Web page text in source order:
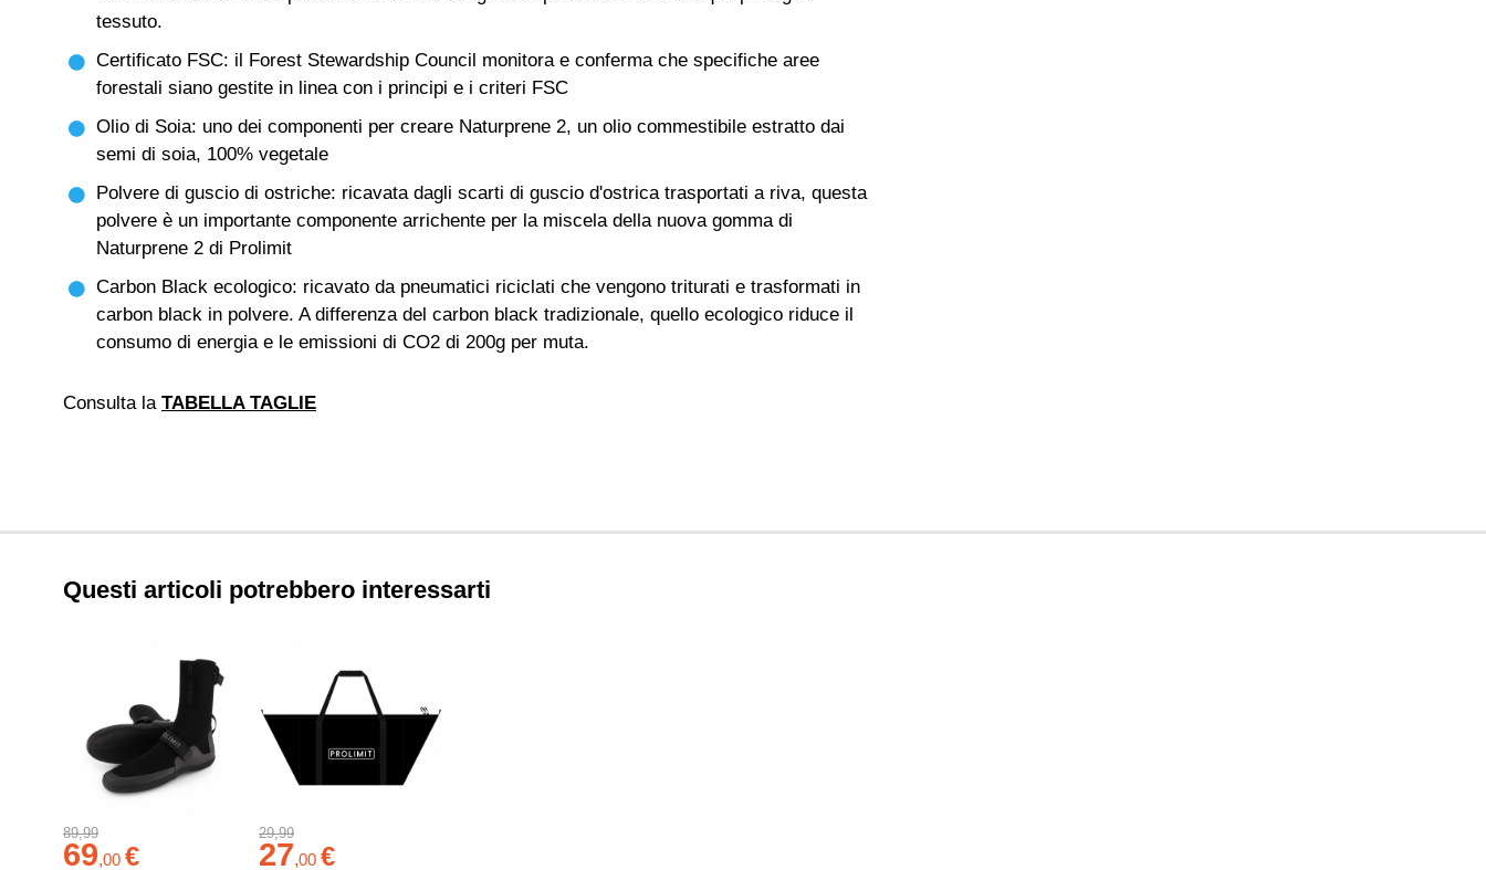
tessuto.
Certificato FSC: il Forest Stewardship Council monitora e conferma che specifiche aree
forestali siano gestite in linea con i principi e i criteri FSC
Olio di Soia: uno dei componenti per creare Naturprene 2, un olio commestibile estratto dai
semi di soia, 100% vegetale
Polvere di guscio di ostriche: ricavata dagli scarti di guscio d'ostrica trasportati a riva, questa
polvere è un importante componente arrichente per la miscela della nuova gomma di
Naturprene 2 di Prolimit
Carbon Black ecologico: ricavato da pneumatici riciclati che vengono triturati e trasformati in
carbon black in polvere. A differenza del carbon black tradizionale, quello ecologico riduce il
consumo di energia e le emissioni di CO2 di 200g per muta.
Consulta la TABELLA TAGLIE
Questi articoli potrebbero interessarti
89,99
69,00 €
29,99
27,00 €